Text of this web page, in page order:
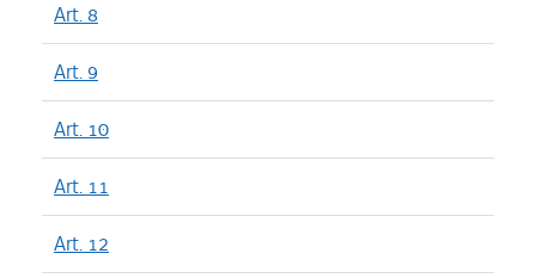
Art. 8
Art. 9
Art. 10
Art. 11
Art. 12